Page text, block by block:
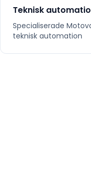
Teknisk
Specialiserade
teknisk automation